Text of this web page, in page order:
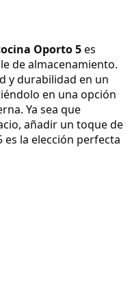
Oporto 5 es
de almacenamiento.
y durabilidad en un
en una opción
Ya sea que
añadir un toque de
la elección perfecta